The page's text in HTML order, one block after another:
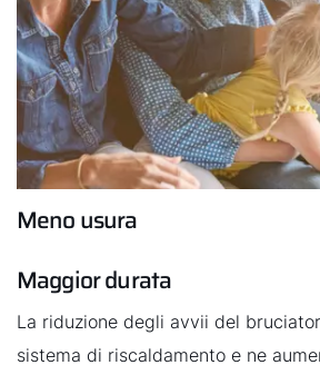
Meno usura
Maggior durata
La riduzione degli avvii del
sistema di riscaldamento e ne